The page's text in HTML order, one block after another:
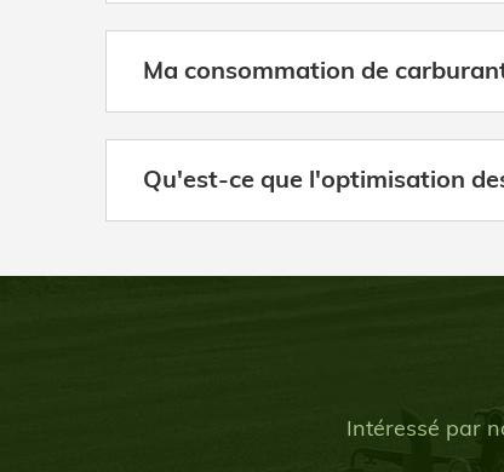
Ma consommation de
Qu'est-ce que l'optimisation
Intéressé par